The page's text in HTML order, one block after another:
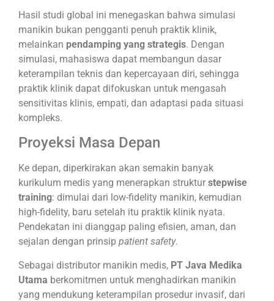
Hasil studi global ini menegaskan bahwa simulasi
manikin bukan pengganti penuh praktik klinik,
melainkan pendamping yang strategis. Dengan
simulasi, mahasiswa dapat membangun dasar
keterampilan teknis dan kepercayaan diri, sehingga
praktik klinik dapat difokuskan untuk mengasah
sensitivitas klinis, empati, dan adaptasi pada situasi
kompleks.
Proyeksi Masa Depan
Ke depan, diperkirakan akan semakin banyak
kurikulum medis yang menerapkan struktur stepwise
training: dimulai dari low-fidelity manikin, kemudian
high-fidelity, baru setelah itu praktik klinik nyata.
Pendekatan ini dianggap paling efisien, aman, dan
sejalan dengan prinsip patient safety.
Sebagai distributor manikin medis, PT Java Medika
Utama berkomitmen untuk menghadirkan manikin
yang mendukung keterampilan prosedur invasif, dari